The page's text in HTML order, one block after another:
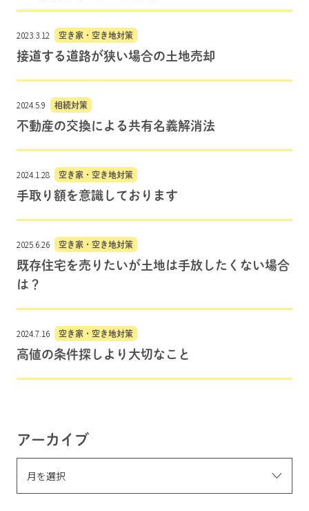
2023.3.12 空き家・空き地対策
接道する道路が狭い場合の土地売却
2024.5.9 相続対策
不動産の交換による共有名義解消法
2024.1.28 空き家・空き地対策
手取り額を意識しております
2025.6.26 空き家・空き地対策
既存住宅を売りたいが土地は手放したくない場合
は？
2024.7.16 空き家・空き地対策
高値の条件探しより大切なこと
アーカイブ